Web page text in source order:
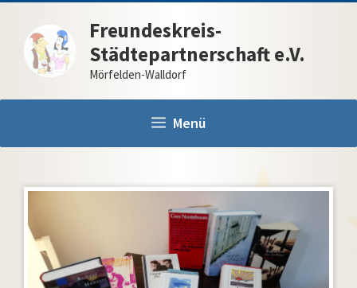
Inhalt
springen
Freundeskreis-
Städtepartnerschaft e.V.
Mörfelden-Walldorf
Menü